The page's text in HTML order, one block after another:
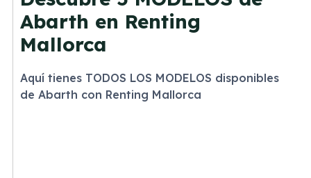
Abarth en Renting
Mallorca
Aquí tienes TODOS LOS MODELOS disponibles
de Abarth con Renting Mallorca